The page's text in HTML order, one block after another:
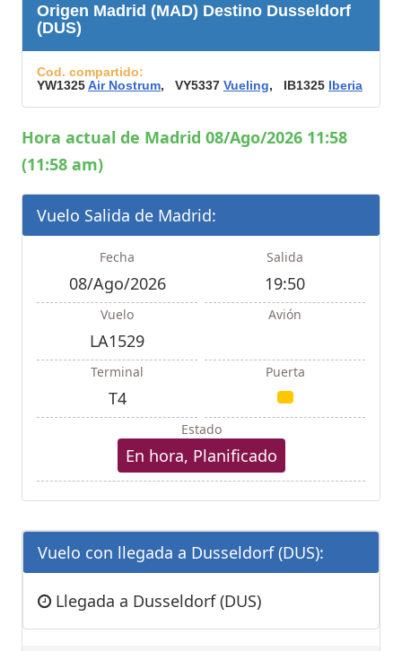
Origen Madrid (MAD) Destino Dusseldorf
(DUS)
Cod. compartido:
YW1325Air Nostrum, VY5337 Vueling, IB1325 Iberia
Hora actual de Madrid 08/Ago/2026 11:58
(11:58 am)
Vuelo Salida de Madrid:
Fecha
08/Ago/2026
Salida
19:50
Vuelo
LA1529
Avión
Terminal
T4
Puerta
Estado
En hora, Planificado
Vuelo con llegada a Dusseldorf (DUS):
Llegada a Dusseldorf (DUS)